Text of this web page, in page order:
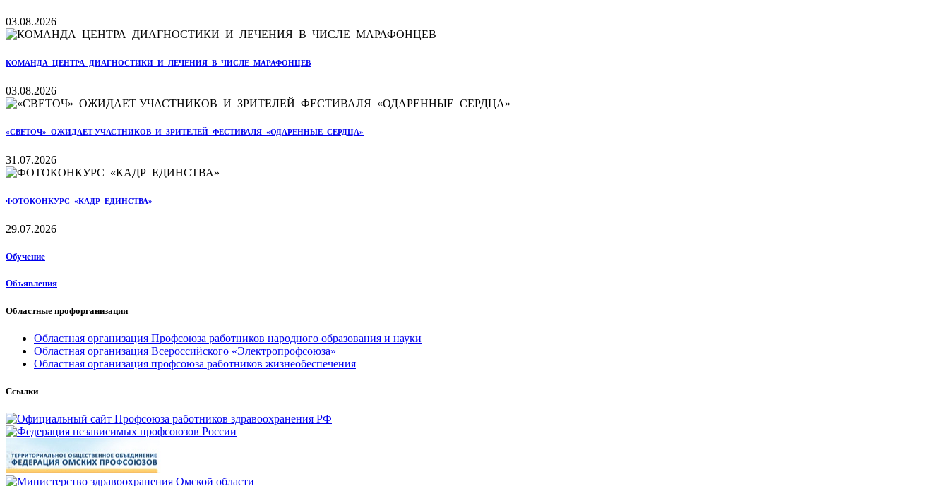
03.08.2026
КОМАНДА ЦЕНТРА ДИАГНОСТИКИ И ЛЕЧЕНИЯ В ЧИСЛЕ МАРАФОНЦЕВ
03.08.2026
«СВЕТОЧ» ОЖИДАЕТ УЧАСТНИКОВ И ЗРИТЕЛЕЙ ФЕСТИВАЛЯ «ОДАРЕННЫЕ СЕРДЦА»
31.07.2026
ФОТОКОНКУРС «КАДР ЕДИНСТВА»
29.07.2026
Обучение
Объявления
Областные профорганизации
Областная организация Профсоюза работников народного образования и науки
Областная организация Всероссийского «Электропрофсоюза»
Областная организация профсоюза работников жизнеобеспечения
Ссылки